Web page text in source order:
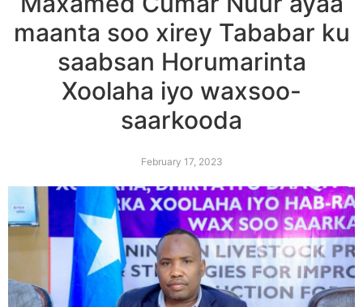
maanta soo xirey Tababar ku
saabsan Horumarinta
Xoolaha iyo waxsoo-
saarkooda
February 17, 2023